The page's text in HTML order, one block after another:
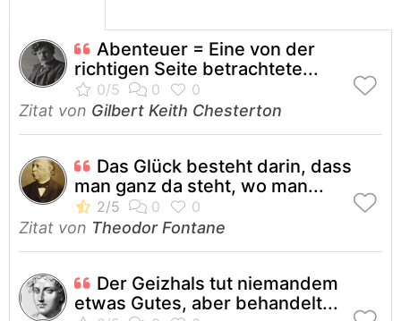
Abenteuer = Eine von der
richtigen Seite betrachtete...
Zitat von Gilbert Keith Chesterton
Das Glück besteht darin, dass
man ganz da steht, wo man...
Zitat von Theodor Fontane
Der Geizhals tut niemandem
etwas Gutes, aber behandelt...